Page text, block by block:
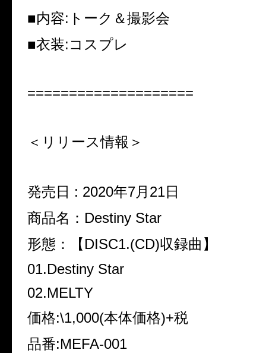
■内容:トーク＆撮影会
■衣装:コスプレ
====================
＜リリース情報＞
発売日 : 2020年7月21日
商品名：Destiny Star
形態：【DISC1.(CD)収録曲】
01.Destiny Star
02.MELTY
価格:\1,000(本体価格)+税
品番:MEFA-001